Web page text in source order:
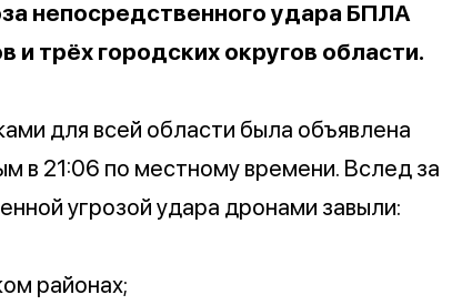
непосредственного удара БПЛА
и трёх городских округов области.
для всей области была объявлена
в 21:06 по местному времени. Вслед за
угрозой удара дронами завыли:
районах;